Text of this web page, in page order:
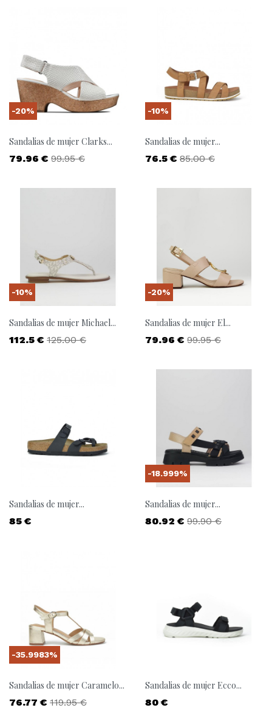
Sandalias de mujer Clarks...
Precio
79.96 € Precio base
99.95 €
-20%
Sandalias de mujer...
Precio
76.5 € Precio base
85.00 €
-10%
Sandalias de mujer Michael...
Precio
112.5 € Precio base
125.00 €
-10%
Sandalias de mujer El...
Precio
79.96 € Precio base
99.95 €
-20%
Sandalias de mujer...
Precio
85 €
Sandalias de mujer...
Precio
80.92 € Precio base
99.90 €
-18.999%
Sandalias de mujer Caramelo...
Precio
76.77 € Precio base
119.95 €
-35.9983%
Sandalias de mujer Ecco...
Precio
80 €